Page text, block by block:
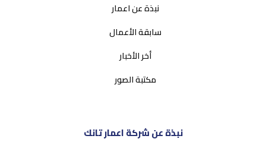
نبذة عن اعمار
سابقة الأعمال
أخر الأخبار
مكتبة الصور
نبذة عن شركة اعمار تانك